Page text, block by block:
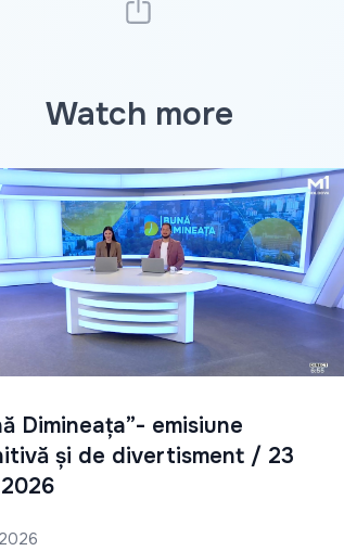
Watch more
Dimineața”- emisiune
și de divertisment / 23